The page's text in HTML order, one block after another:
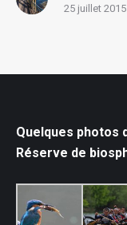
25 juillet 2015
Quelques photos
Réserve de